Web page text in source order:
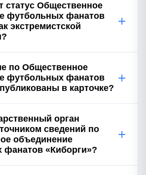
статус Общественное
футбольных фанатов
экстремистской
+
по Общественное
футбольных фанатов
в карточке?
+
орган
сведений по
объединение
«Киборги»?
+